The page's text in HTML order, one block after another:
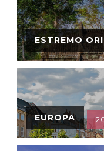
ESTREMO
EUROPA